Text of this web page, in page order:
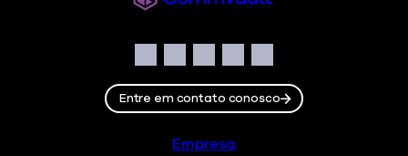
Facebook
Instagram
LinkedIn
TwitterYouTube
Entre em contato conosco
Empresa